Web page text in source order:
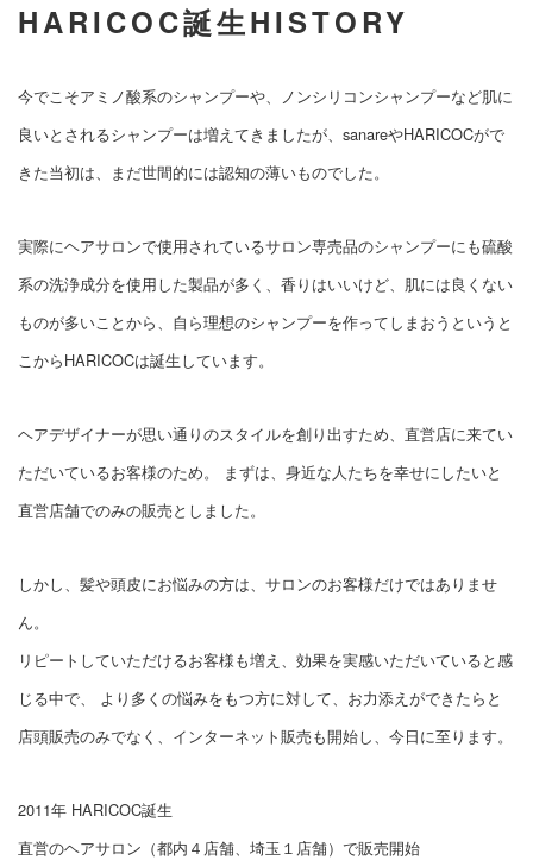
HARICOC誕生HISTORY
今でこそアミノ酸系のシャンプーや、ノンシリコンシャンプーなど肌に
良いとされるシャンプーは増えてきましたが、sanareやHARICOCがで
きた当初は、まだ世間的には認知の薄いものでした。
実際にヘアサロンで使用されているサロン専売品のシャンプーにも硫酸
系の洗浄成分を使用した製品が多く、香りはいいけど、肌には良くない
ものが多いことから、自ら理想のシャンプーを作ってしまおうというと
こからHARICOCは誕生しています。
ヘアデザイナーが思い通りのスタイルを創り出すため、直営店に来てい
ただいているお客様のため。 まずは、身近な人たちを幸せにしたいと
直営店舗でのみの販売としました。
しかし、髪や頭皮にお悩みの方は、サロンのお客様だけではありませ
ん。
リピートしていただけるお客様も増え、効果を実感いただいていると感
じる中で、 より多くの悩みをもつ方に対して、お力添えができたらと
店頭販売のみでなく、インターネット販売も開始し、今日に至ります。
2011年 HARICOC誕生
直営のヘアサロン（都内４店舗、埼玉１店舗）で販売開始